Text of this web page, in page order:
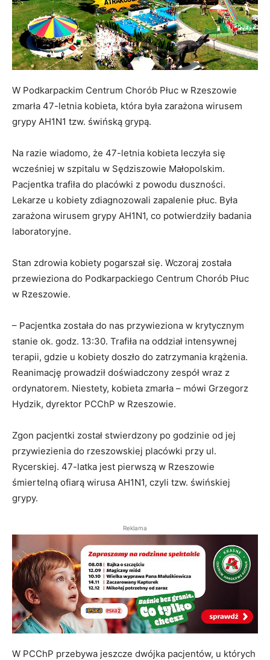
W Podkarpackim Centrum Chorób Płuc w Rzeszowie
zmarła 47-letnia kobieta, która była zarażona wirusem
grypy AH1N1 tzw. świńską grypą.
Na razie wiadomo, że 47-letnia kobieta leczyła się
wcześniej w szpitalu w Sędziszowie Małopolskim.
Pacjentka trafiła do placówki z powodu duszności.
Lekarze u kobiety zdiagnozowali zapalenie płuc. Była
zarażona wirusem grypy AH1N1, co potwierdziły badania
laboratoryjne.
Stan zdrowia kobiety pogarszał się. Wczoraj została
przewieziona do Podkarpackiego Centrum Chorób Płuc
w Rzeszowie.
– Pacjentka została do nas przywieziona w krytycznym
stanie ok. godz. 13:30. Trafiła na oddział intensywnej
terapii, gdzie u kobiety doszło do zatrzymania krążenia.
Reanimację prowadził doświadczony zespół wraz z
ordynatorem. Niestety, kobieta zmarła – mówi Grzegorz
Hydzik, dyrektor PCChP w Rzeszowie.
Zgon pacjentki został stwierdzony po godzinie od jej
przywiezienia do rzeszowskiej placówki przy ul.
Rycerskiej. 47-latka jest pierwszą w Rzeszowie
śmiertelną ofiarą wirusa AH1N1, czyli tzw. świńskiej
grypy.
Reklama
W PCChP przebywa jeszcze dwójka pacjentów, u których